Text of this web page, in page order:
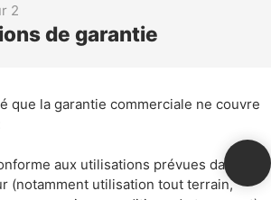
2
de garantie
que la garantie commerciale ne couvre
aux utilisations prévues dans le
(notamment utilisation tout terrain,